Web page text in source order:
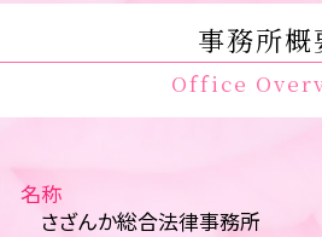
事務所概
Office
名称
さざんか総合法律事務所